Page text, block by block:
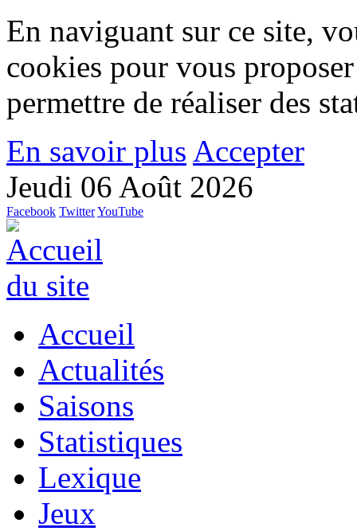
En naviguant sur ce site,
cookies pour vous
permettre de réaliser des
En savoir plus Accepter
Jeudi 06 Août 2026
Facebook TwitterYouTube
Accueil
Actualités
Saisons
Statistiques
Lexique
Jeux